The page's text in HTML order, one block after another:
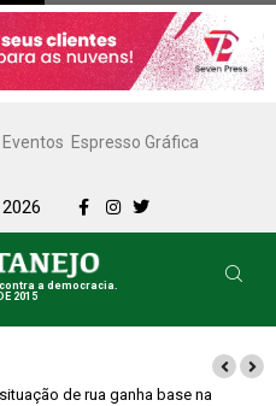
Espresso Gráfica
a democracia.
2015
especial e missas no Dia dos Pais